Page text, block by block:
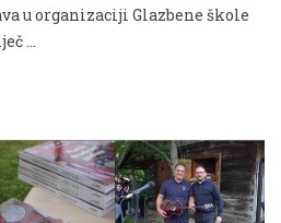
u organizaciji Glazbene škole
...